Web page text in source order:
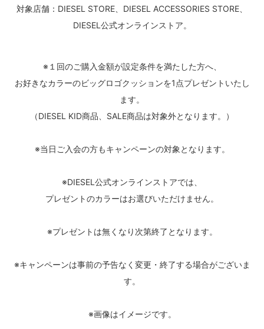
対象店舗：DIESEL STORE、DIESEL ACCESSORIES STORE、
DIESEL公式オンラインストア。
※１回のご購入金額が設定条件を満たした方へ、
お好きなカラーのビッグロゴクッションを1点プレゼントいたし
ます。
（DIESEL KID商品、SALE商品は対象外となります。）
※当日ご入会の方もキャンペーンの対象となります。
※DIESEL公式オンラインストアでは、
プレゼントのカラーはお選びいただけません。
※プレゼントは無くなり次第終了となります。
※キャンペーンは事前の予告なく変更・終了する場合がございま
す。
※画像はイメージです。